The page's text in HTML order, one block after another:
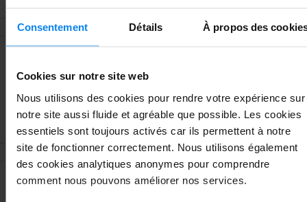
Consentement Détails À propos des
Cookies sur notre site web
Nous utilisons des cookies pour rendre votre expérience sur
notre site aussi fluide et agréable que possible. Les cookies
essentiels sont toujours activés car ils permettent à notre
site de fonctionner correctement. Nous utilisons également
des cookies analytiques anonymes pour comprendre
comment nous pouvons améliorer nos services.
Afficher les évaluations de Parking
Sécuri & Luxe CRL
ParkLine